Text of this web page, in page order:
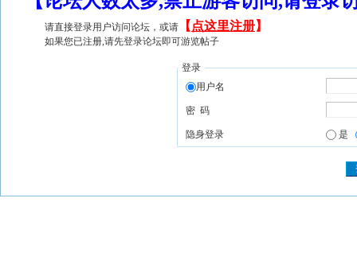
请直接登录用户访问论坛，或请 【 点这里注册】
如果您已注册,请先登录论坛即可游览帖子
登录
用户名
密 码
隐身登录 是